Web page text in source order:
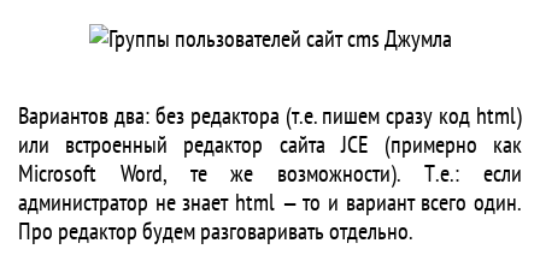
Вариантов два: без редактора (т.е. пишем сразу код html)
или встроенный редактор сайта JCE (примерно как
Microsoft Word, те же возможности). Т.е.: если
администратор не знает html — то и вариант всего один.
Про редактор будем разговаривать отдельно.